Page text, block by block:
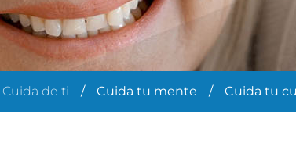
Cuida de ti Cuida tu mente Cuida tu